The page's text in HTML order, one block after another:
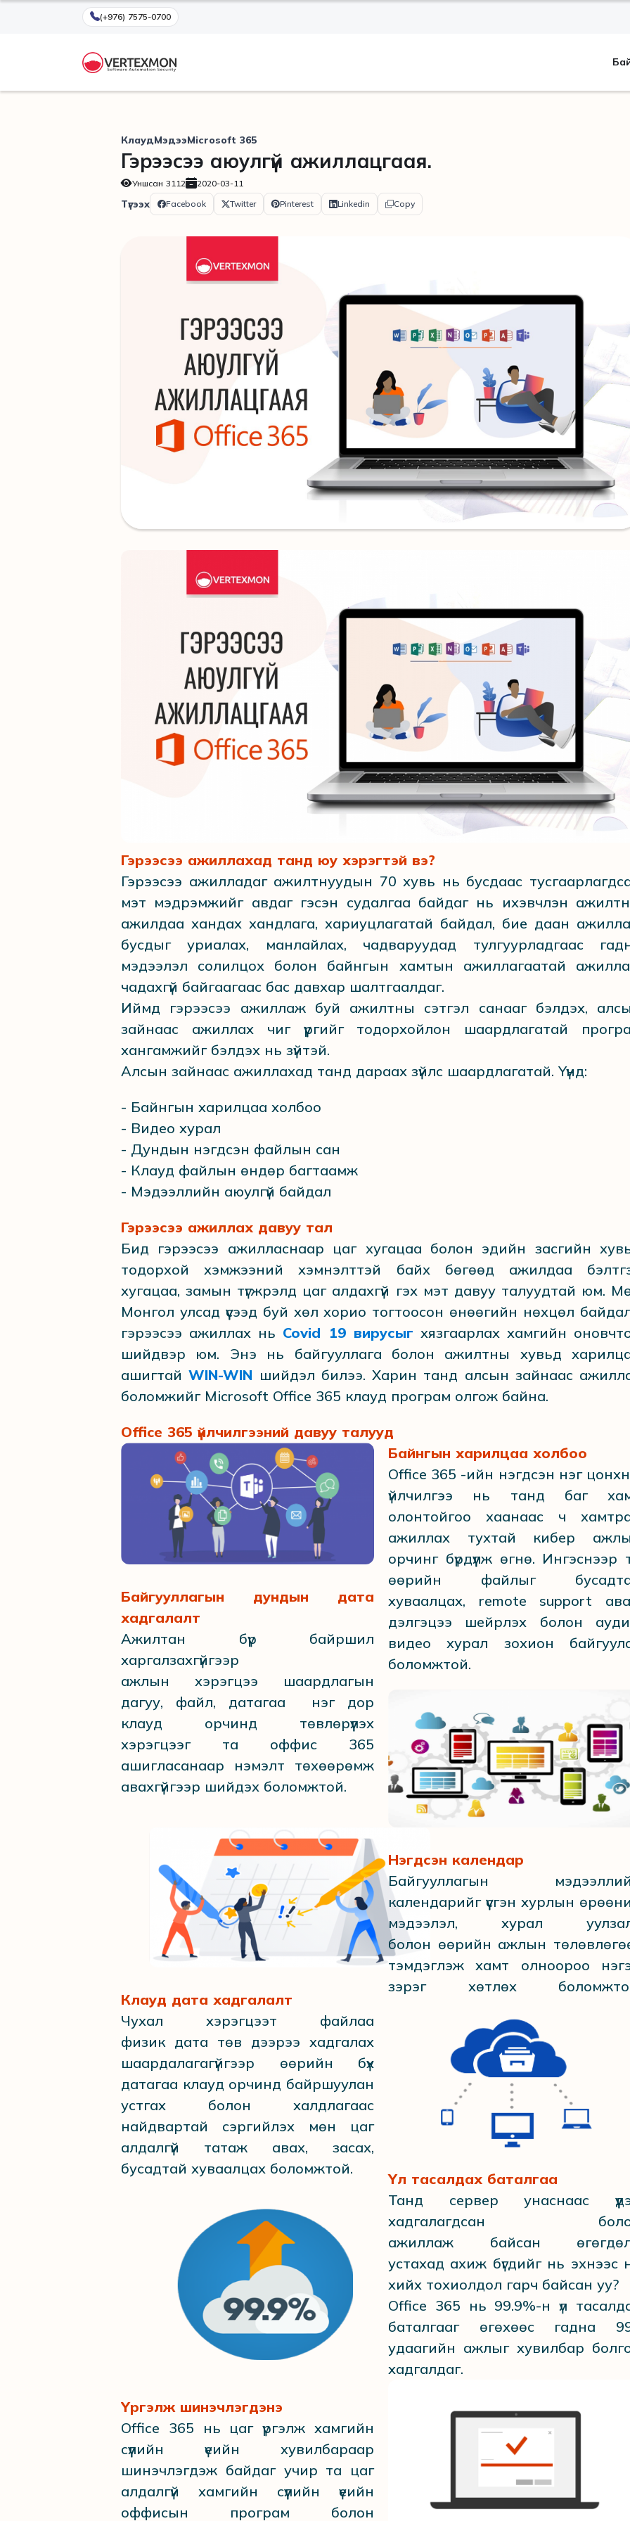
(+976) 7575-0700
КлаудМэдээMicrosoft 365
Гэрээсээ аюулгүй ажиллацгаая.
Уншсан 3112 2020-03-11
Түгээх Facebook Twitter Pinterest Linkedin Copy
Гэрээсээ ажиллахад танд юу хэрэгтэй вэ?
Гэрээсээ ажилладаг ажилтнуудын 70 хувь нь бусдаас
мэт мэдрэмжийг авдаг гэсэн судалгаа байдаг нь ихэвчлэн
ажилдаа хандах хандлага, хариуцлагатай байдал, бие даан
бусдыг уриалах, манлайлах, чадваруудад тулгуурладгаас
мэдээлэл солилцох болон байнгын хамтын ажиллагаатай
чадахгүй байгаагаас бас давхар шалтгаалдаг.
Иймд гэрээсээ ажиллаж буй ажилтны сэтгэл санааг бэлдэх,
зайнаас ажиллах чиг үүргийг тодорхойлон шаардлагатай
хангамжийг бэлдэх нь зүйтэй.
Алсын зайнаас ажиллахад танд дараах зүйлс шаардлагатай. Үүнд:
- Байнгын харилцаа холбоо
- Видео хурал
- Дундын нэгдсэн файлын сан
- Клауд файлын өндөр багтаамж
- Мэдээллийн аюулгүй байдал
Гэрээсээ ажиллах давуу тал
Бид гэрээсээ ажилласнаар цаг хугацаа болон эдийн засгийн
тодорхой хэмжээний хэмнэлттэй байх бөгөөд ажилдаа
хугацаа, замын түгжрэлд цаг алдахгүй гэх мэт давуу талуудтай юм.
Монгол улсад үүсээд буй хөл хорио тогтоосон өнөөгийн нөхцөл
гэрээсээ ажиллах нь Covid 19 вирусыг хязгаарлах хамгийн
шийдвэр юм. Энэ нь байгууллага болон ажилтны хувьд
ашигтайWIN-WIN шийдэл билээ. Харин танд алсын зайнаас
боломжийг Microsoft Оffice 365 клауд програм олгож байна.
Office 365 үйлчилгээний давуу талууд
Байгууллагын дундын дата
хадгалалт
Ажилтан бүр байршил
харгалзахгүйгээр
ажлын хэрэгцээ шаардлагын
дагуу, файл, датагаа нэг дор
клауд орчинд төвлөрүүлэх
хэрэгцээг та оффис 365
ашигласанаар нэмэлт төхөөрөмж
авахгүйгээр шийдэх боломжтой.
Клауд дата хадгалалт
Чухал хэрэгцээт файлаа
физик дата төв дээрээ хадгалах
шаардалагагүйгээр өөрийн бүх
датагаа клауд орчинд байршуулан
устгах болон халдлагаас
найдвартай сэргийлэх мөн цаг
алдалгүй татаж авах, засах,
бусадтай хуваалцах боломжтой.
Үргэлж шинэчлэгдэнэ
Office 365 нь цаг үргэлж хамгийн
сүүлийн үеийн хувилбараар
шинэчлэгдэж байдаг учир та цаг
алдалгүй хамгийн сүүлийн үеийн
оффисын програм болон
Байнгын харилцаа холбоо
Office 365 -ийн нэгдсэн нэг
үйлчилгээ нь танд баг
олонтойгоо хаанаас ч
ажиллах тухтай кибер
орчинг бүрдүүлж өгнө. Ингэснээр
өөрийн файлыг
хуваалцах, remote support
дэлгэцээ шейрлэх болон
видео хурал зохион
боломжтой.
Нэгдсэн календар
Байгууллагын
календарийг үүсгэн хурлын
мэдээлэл, хурал
болон өөрийн ажлын
тэмдэглэж хамт олноороо
зэрэг хөтлөх
Үл тасалдах баталгаа
Танд сервер унаснаас
хадгалагдсан
ажиллаж байсан
устахад ахиж бүгдийг нь эхнээс
хийх тохиолдол гарч байсан уу?
Office 365 нь 99.9%-н үл
баталгааг өгөхөөс гадна
удаагийн ажлыг хувилбар
хадгалдаг.